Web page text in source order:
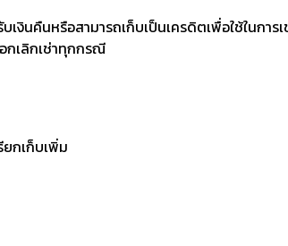
คืนหรือสามารถเก็บเป็นเครดิตเพื่อใช้ในการ
กเลิกเช่าทุกกรณี
กเก็บเพิ่ม